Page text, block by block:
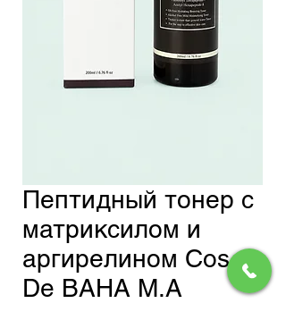
Пептидный тонер с
матриксилом и
аргирелином Cos
De BAHA M.A